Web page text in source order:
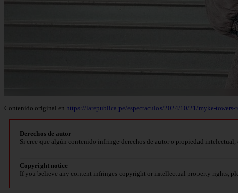
Contenido original en https://larepublica.pe/espectaculos/2024/10/21/myke-towers-
Derechos de autor
Si cree que algún contenido infringe derechos de autor o propiedad intelectual,
Copyright notice
If you believe any content infringes copyright or intellectual property rights,